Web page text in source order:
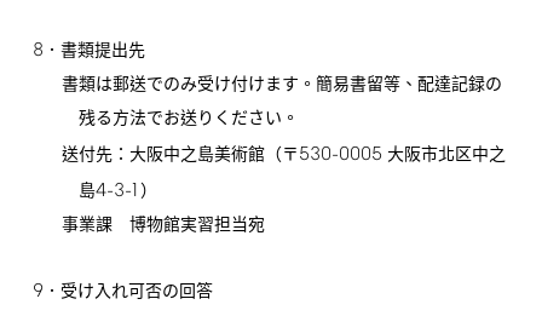
8 ．書類提出先
書類は郵送でのみ受け付けます。簡易書留等、配達記録の
残る方法でお送りください。
送付先：大阪中之島美術館（〒530-0005 大阪市北区中之
島4-3-1 ）
事業課 博物館実習担当宛
9．受け入れ可否の回答